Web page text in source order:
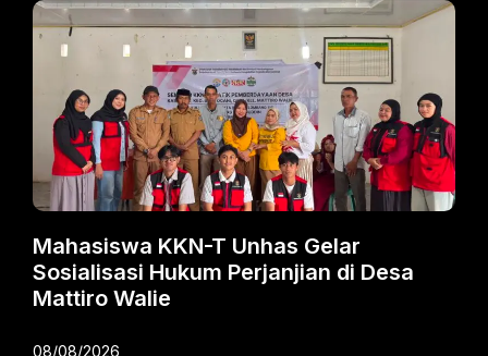
Mahasiswa KKN-T Unhas Gelar
Sosialisasi Hukum Perjanjian di Desa
Mattiro Walie
08/08/2026